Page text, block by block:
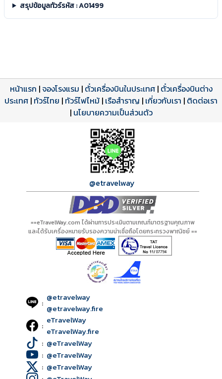
สรุปข้อมูลทัวร์รหัส : A01499
โปรแกรมทัวร์
ดาวน์โหลด PDF
รีวิวลูกค้าจริง
รีวิวจาก eTravelWay
เปิดหน้าเต็ม
ใบอนุญาตนำเที่ยว
เลขที่ 11/11450
เปิดหน้าเต็ม
หน้าแรก |จองโรงแรม | ตั๋วเครื่องบินในประเทศ| ตั๋วเครื่องบินต่าง
ประเทศ | ทัวร์ไทย | ทัวร์ไฟไหม้ | เรือสำราญ | เกี่ยวกับเรา | ติดต่อเรา
| นโยบายความเป็นส่วนตัว
@etravelway
==eTravelWay.com ได้ผ่านการประเมินตามเกณฑ์มาตรฐานคุณภาพ
และได้รับเครื่องหมายรับรองความน่าเชื่อถือโดยกระทรวงพาณิชย์ ==
: @etravelway
@etravelway.fire
: eTravelWay
eTravelWay.fire
: @eTravelWay
: @eTravelWay
: @eTravelWay